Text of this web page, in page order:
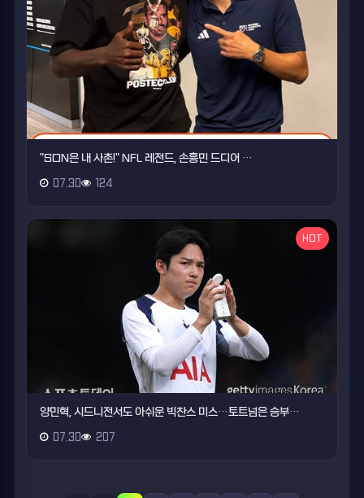
"SON은 내 사촌!" NFL 레전드, 손흥민 드디어 …
07.30 124
HOT
양민혁, 시드니전서도 아쉬운 빅찬스 미스…토트넘은 승부…
07.30 207